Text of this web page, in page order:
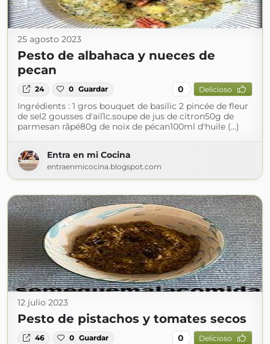
25 agosto 2023
Pesto de albahaca y nueces de
pecan
24 0 Guardar 0 Delicioso
Ingrédients : 1 gros bouquet de basilic 2 pincée de fleur
de sel2 gousses d'ail1c.soupe de jus de citron50g de
parmesan râpé80g de noix de pécan100ml d'huile (...)
Entra en mi Cocina
entraenmicocina.blogspot.com
12 julio 2023
Pesto de pistachos y tomates secos
46 0 Guardar 0 Delicioso